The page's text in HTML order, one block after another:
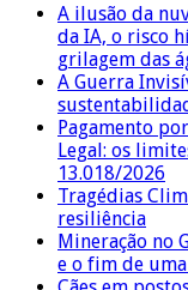
A ilusão da
da IA, o risco
grilagem das
A Guerra
Pagamento
Legal: os
13.018/2026
Tragédias
resiliência
Mineração no
e o fim de